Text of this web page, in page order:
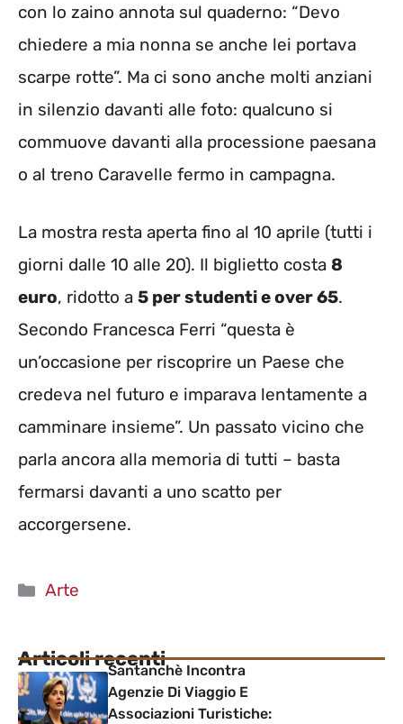
con lo zaino annota sul quaderno: “Devo
chiedere a mia nonna se anche lei portava
scarpe rotte”. Ma ci sono anche molti anziani
in silenzio davanti alle foto: qualcuno si
commuove davanti alla processione paesana
o al treno Caravelle fermo in campagna.
La mostra resta aperta fino al 10 aprile (tutti i
giorni dalle 10 alle 20). Il biglietto costa 8
euro, ridotto a 5 per studenti e over 65.
Secondo Francesca Ferri “questa è
un’occasione per riscoprire un Paese che
credeva nel futuro e imparava lentamente a
camminare insieme”. Un passato vicino che
parla ancora alla memoria di tutti – basta
fermarsi davanti a uno scatto per
accorgersene.
Categorie
Arte
Articoli recentiSantanchè Incontra
Agenzie Di Viaggio E
Associazioni Turistiche: